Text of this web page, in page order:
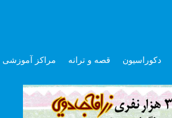
دکوراسیون قصه و ترانه مراکز آموزشی